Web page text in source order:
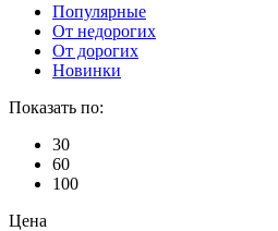
Популярные
От недорогих
От дорогих
Новинки
Показать по:
30
60
100
Цена